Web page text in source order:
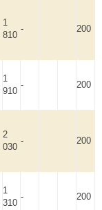
1
810
- 200
1
910
- 200
2
030
- 200
1
310
- 200